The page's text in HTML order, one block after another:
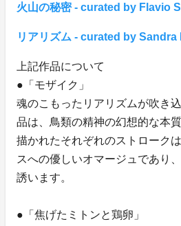
火山の秘密 - curated by Flavio
リアリズム - curated by
上記作品について
●「モザイク」
魂のこもったリアリズムが吹き
品は、鳥類の精神の幻想的な本
描かれたそれぞれのストローク
スへの優しいオマージュであり
誘います。
●「焦げたミトンと鶏卵」